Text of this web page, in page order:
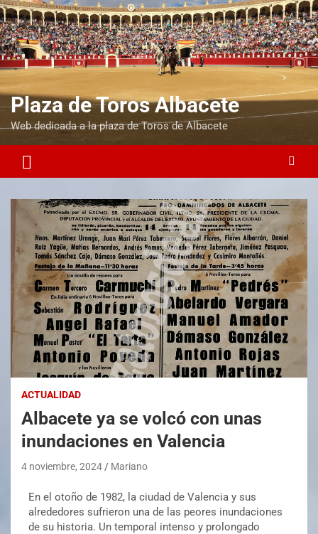
Plaza de Toros Albacete
Web dedicada a la plaza de Toros de Albacete
ACTUALIDAD
Albacete ya se volcó con unas
inundaciones en Valencia
4 noviembre, 2024 Mariano
En el otoño de 1982, la ciudad de Valencia y sus
alrededores sufrieron una de las peores inundaciones
de su historia. Un temporal intenso y prolongado